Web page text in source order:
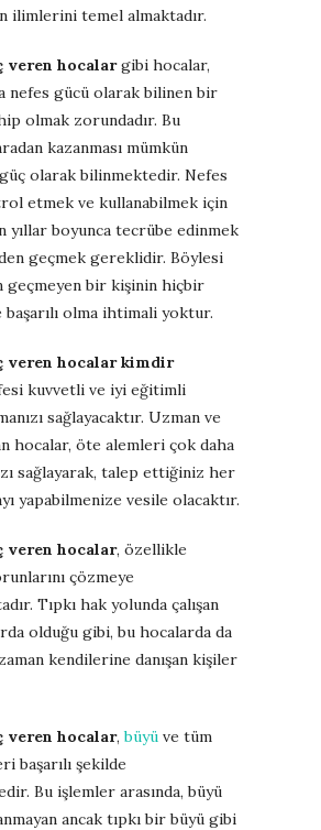
ilimlerini temel almaktadır.
veren hocalargibi hocalar,
nefes gücü olarak bilinen bir
olmak zorundadır. Bu
kazanması mümkün
olarak bilinmektedir. Nefes
etmek ve kullanabilmek için
yıllar boyunca tecrübe edinmek
geçmek gereklidir. Böylesi
geçmeyen bir kişinin hiçbir
başarılı olma ihtimali yoktur.
veren hocalar kimdir
kuvvetli ve iyi eğitimli
sağlayacaktır. Uzman ve
hocalar, öte alemleri çok daha
sağlayarak, talep ettiğiniz her
yapabilmenize vesile olacaktır.
veren hocalar, özellikle
çözmeye
Tıpkı hak yolunda çalışan
olduğu gibi, bu hocalarda da
kendilerine danışan kişiler
veren hocalar,büyü ve tüm
başarılı şekilde
Bu işlemler arasında, büyü
ancak tıpkı bir büyü gibi